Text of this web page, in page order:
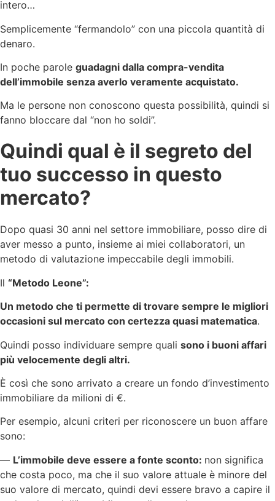
intero…
Semplicemente “fermandolo” con una piccola quantità di
denaro.
In poche parole guadagni dalla compra-vendita
dell’immobile senza averlo veramente acquistato.
Ma le persone non conoscono questa possibilità, quindi si
fanno bloccare dal “non ho soldi”.
Quindi qual è il segreto del
tuo successo in questo
mercato?
Dopo quasi 30 anni nel settore immobiliare, posso dire di
aver messo a punto, insieme ai miei collaboratori, un
metodo di valutazione impeccabile degli immobili.
Il “Metodo Leone”:
Un metodo che ti permette di trovare sempre le migliori
occasioni sul mercato con certezza quasi matematica.
Quindi posso individuare sempre quali sono i buoni affari
più velocemente degli altri.
È così che sono arrivato a creare un fondo d’investimento
immobiliare da milioni di €.
Per esempio, alcuni criteri per riconoscere un buon affare
sono:
— L’immobile deve essere a fonte sconto: non significa
che costa poco, ma che il suo valore attuale è minore del
suo valore di mercato, quindi devi essere bravo a capire il